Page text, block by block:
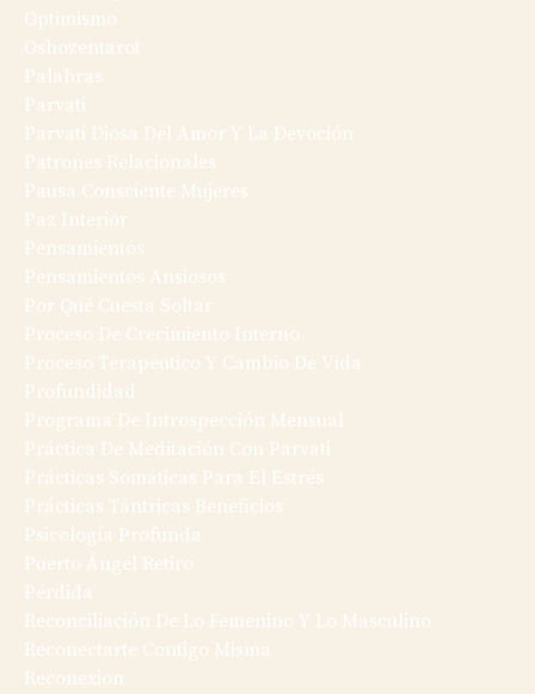
Optimismo
Oshozentarot
Palabras
Parvati
Parvati Diosa Del Amor Y La Devoción
Patrones Relacionales
Pausa Consciente Mujeres
Paz Interior
Pensamientos
Pensamientos Ansiosos
Por Qué Cuesta Soltar
Proceso De Crecimiento Interno
Proceso Terapéutico Y Cambio De Vida
Profundidad
Programa De Introspección Mensual
Práctica De Meditación Con Parvati
Prácticas Somáticas Para El Estrés
Prácticas Tántricas Beneficios
Psicología Profunda
Puerto Ángel Retiro
Pérdida
Reconciliación De Lo Femenino Y Lo Masculino
Reconectarte Contigo Misma
Reconexion